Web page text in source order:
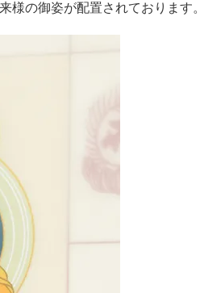
様の御姿が配置されております。